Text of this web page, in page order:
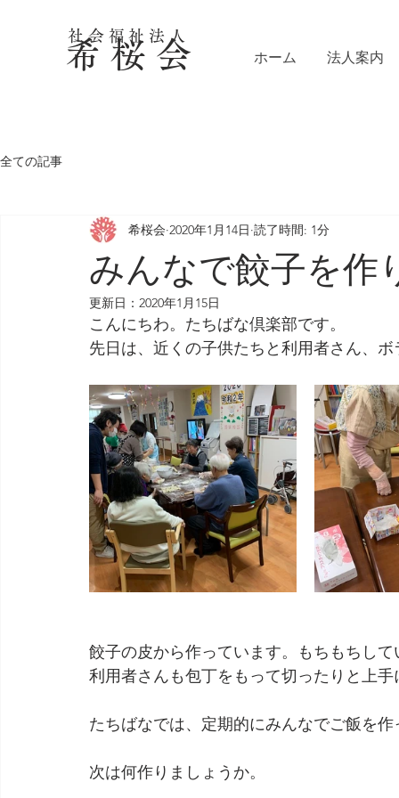
社会福祉法人
希 桜 会 ホーム 法人案内
全ての記事
みんなで餃子を作
希桜会 2020年1月14日 読了時間: 1分
更新日： 2020年1月15日
こんにちわ。たちばな倶楽部です。
先日は、近くの子供たちと利用者さん、
餃子の皮から作っています。もちもちして
利用者さんも包丁をもって切ったりと上
たちばなでは、定期的にみんなでご飯を作
次は何作りましょうか。